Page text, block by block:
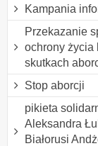
Kampania
Przekazanie
ochrony życia
skutkach
Stop aborcji
pikieta
Aleksandra
Białorusi